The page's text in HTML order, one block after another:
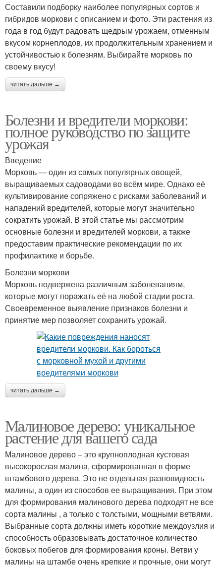
Составили подборку наиболее популярных сортов и
гибридов моркови с описанием и фото. Эти растения из
года в год будут радовать щедрым урожаем, отменным
вкусом корнеплодов, их продолжительным хранением и
устойчивостью к болезням. Выбирайте морковь по
своему вкусу!
читать дальше →
Болезни и вредители моркови:
полное руководство по защите
урожая
Введение
Морковь — один из самых популярных овощей,
выращиваемых садоводами во всём мире. Однако её
культивирование сопряжено с рисками заболеваний и
нападений вредителей, которые могут значительно
сократить урожай. В этой статье мы рассмотрим
основные болезни и вредителей моркови, а также
предоставим практические рекомендации по их
профилактике и борьбе.
Болезни моркови
Морковь подвержена различным заболеваниям,
которые могут поражать её на любой стадии роста.
Своевременное выявление признаков болезни и
принятие мер позволяет сохранить урожай.
читать дальше →
Малиновое дерево: уникальное
растение для вашего сада
Малиновое дерево – это крупноплодная кустовая
высокорослая малина, сформированная в форме
штамбового дерева. Это не отдельная разновидность
малины, а один из способов ее выращивания. При этом
для формирования малинового дерева подходят не все
сорта малины , а только с толстыми, мощными ветвями.
Выбранные сорта должны иметь короткие междоузлия и
способность образовывать достаточное количество
боковых побегов для формирования кроны. Ветви у
малины на штамбе очень крепкие и прочные, они могут